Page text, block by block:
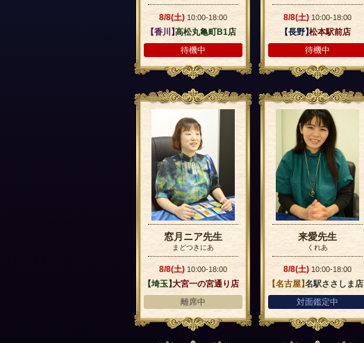
8/8(土) 10:00-18:00
【香川】高松丸亀町B1店
待機中
8/8(土) 10:00-18:00
【長野】松本駅前店
待機中
窓月ニア先生
まどつきにあ
8/8(土) 10:00-18:00
【埼玉】大宮一の宮通り店
離席中
来愛先生
くれあ
8/8(土) 10:00-18:00
【名古屋】名駅ささしま店
対面鑑定中